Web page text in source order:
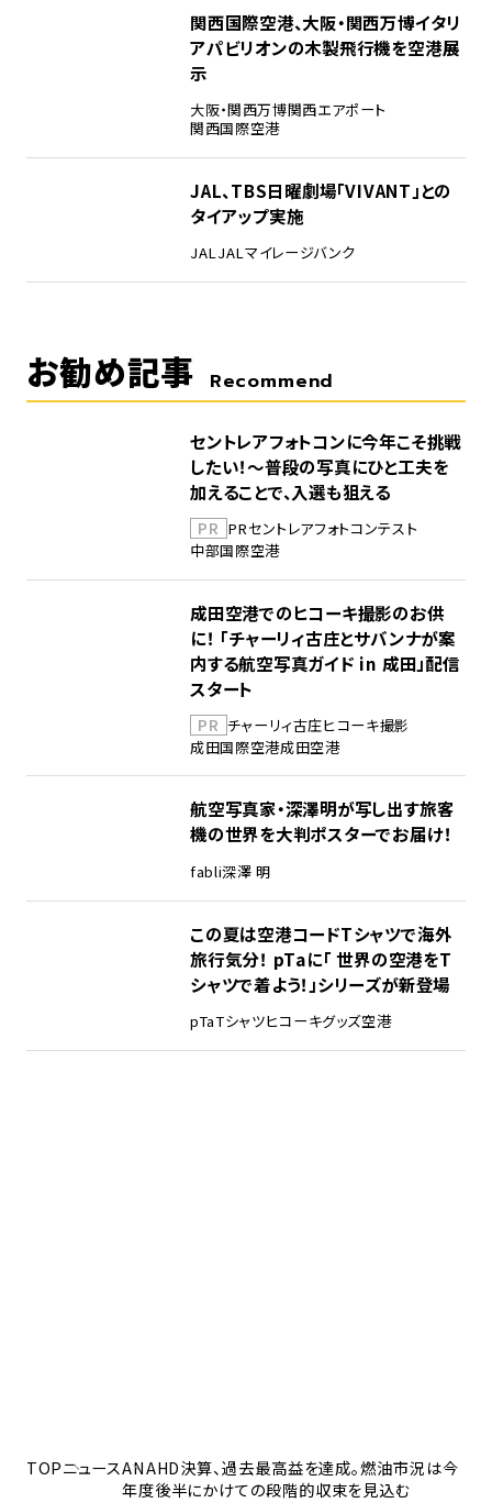
関西国際空港、大阪・関西万博イタリ
アパビリオンの木製飛行機を空港展
示
大阪・関西万博関西エアポート
関西国際空港
JAL、TBS日曜劇場「VIVANT」との
タイアップ実施
JALJALマイレージバンク
お勧め記事 Recommend
セントレアフォトコンに今年こそ挑戦
したい！～普段の写真にひと工夫を
加えることで、入選も狙える
PR PRセントレアフォトコンテスト
中部国際空港
成田空港でのヒコーキ撮影のお供
に！ 「チャーリィ古庄とサバンナが案
内する航空写真ガイド in 成田」配信
スタート
PR チャーリィ古庄ヒコーキ撮影
成田国際空港成田空港
航空写真家・深澤明が写し出す旅客
機の世界を大判ポスターでお届け！
fabli深澤 明
この夏は空港コードTシャツで海外
旅行気分！ pTaに「 世界の空港をT
シャツで着よう！」シリーズが新登場
pTaTシャツヒコーキグッズ空港
TOPニュースANAHD決算、過去最高益を達成。燃油市況は今
年度後半にかけての段階的収束を見込む